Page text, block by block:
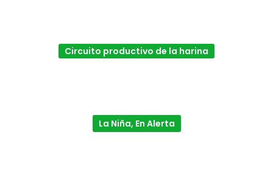
Circuito productivo de la harina
La Niña, En Alerta